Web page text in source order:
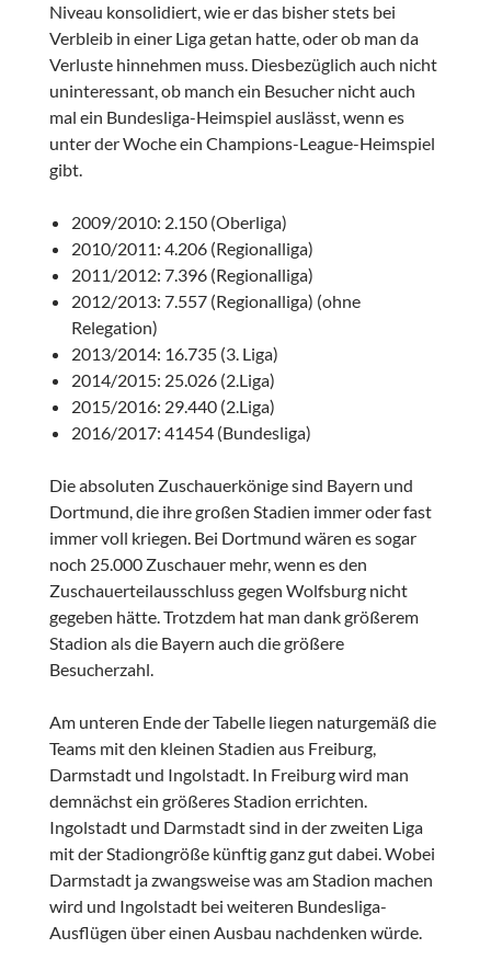
Niveau konsolidiert, wie er das bisher stets bei
Verbleib in einer Liga getan hatte, oder ob man da
Verluste hinnehmen muss. Diesbezüglich auch nicht
uninteressant, ob manch ein Besucher nicht auch
mal ein Bundesliga-Heimspiel auslässt, wenn es
unter der Woche ein Champions-League-Heimspiel
gibt.
2009/2010: 2.150 (Oberliga)
2010/2011: 4.206 (Regionalliga)
2011/2012: 7.396 (Regionalliga)
2012/2013: 7.557 (Regionalliga) (ohne
Relegation)
2013/2014: 16.735 (3. Liga)
2014/2015: 25.026 (2.Liga)
2015/2016: 29.440 (2.Liga)
2016/2017: 41454 (Bundesliga)
Die absoluten Zuschauerkönige sind Bayern und
Dortmund, die ihre großen Stadien immer oder fast
immer voll kriegen. Bei Dortmund wären es sogar
noch 25.000 Zuschauer mehr, wenn es den
Zuschauerteilausschluss gegen Wolfsburg nicht
gegeben hätte. Trotzdem hat man dank größerem
Stadion als die Bayern auch die größere
Besucherzahl.
Am unteren Ende der Tabelle liegen naturgemäß die
Teams mit den kleinen Stadien aus Freiburg,
Darmstadt und Ingolstadt. In Freiburg wird man
demnächst ein größeres Stadion errichten.
Ingolstadt und Darmstadt sind in der zweiten Liga
mit der Stadiongröße künftig ganz gut dabei. Wobei
Darmstadt ja zwangsweise was am Stadion machen
wird und Ingolstadt bei weiteren Bundesliga-
Ausflügen über einen Ausbau nachdenken würde.